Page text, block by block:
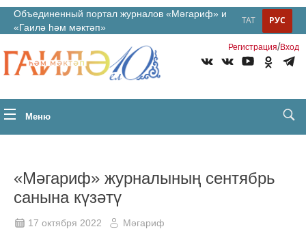
Объединенный портал журналов «Мәгариф» и
«Гаилә һәм мәктәп»
РУС
ТАТ
Регистрация/Вход
Меню
«Мәгариф» журналының сентябрь
санына күзәтү
17 октября 2022 Мәгариф